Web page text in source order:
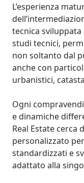
L’esperienza
tecnica
studi tecnici,
non soltanto dal
anche con
urbanistici,
Ogni
e dinamiche
Real Estate cerca
personalizzato
standardizzati e
adattato alla